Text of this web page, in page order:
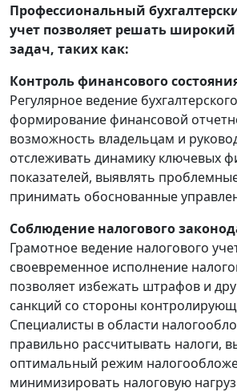
Профессиональный
учет позволяет решать
задач, таких как:
Контроль финансового
Регулярное ведение
формирование финансовой
возможность владельцам и
отслеживать динамику ключевых
показателей, выявлять
принимать обоснованные
Соблюдение налогового
Грамотное ведение налогового
своевременное исполнение
позволяет избежать штрафов и
санкций со стороны
Специалисты в области
правильно рассчитывать налоги,
оптимальный режим
минимизировать налоговую